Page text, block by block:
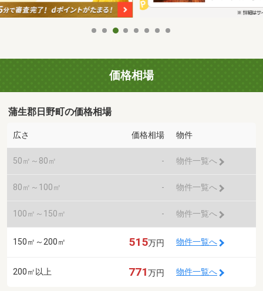
価格相場
蒲生郡日野町の価格相場
広さ 価格相場 物件
50㎡～80㎡ - 物件一覧へ
80㎡～100㎡ - 物件一覧へ
100㎡～150㎡ - 物件一覧へ
150㎡～200㎡ 515万円 物件一覧へ
200㎡以上 771万円 物件一覧へ